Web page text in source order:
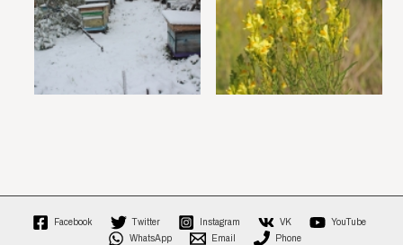
Facebook Twitter Instagram VK
YouTube
WhatsApp
Email Phone